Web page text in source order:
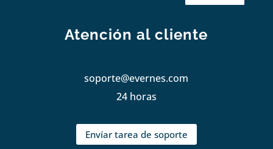
Atención al cliente
soporte@evernes.com
24 horas
Envíar tarea de soporte